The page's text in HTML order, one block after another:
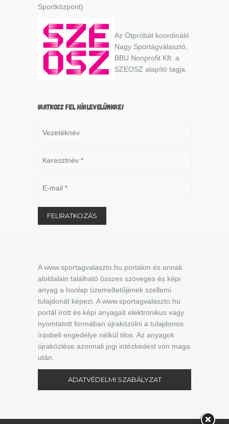
Sportközpont)
Az Ötpróbát koordináló
Nagy Sportágválasztó,
BBU Nonprofit Kft. a
SZEOSZ alapító tagja.
IRATKOZZ FEL HÍRLEVELÜNKRE!
A www.sportagvalaszto.hu portálon és annak
aloldalain található összes szöveges és képi
anyag a honlap üzemeltetőjének szellemi
tulajdonát képezi. A www.sportagvalaszto.hu
portál írott és képi anyagait elektronikus vagy
nyomtatott formában újraközölni a tulajdonos
írásbeli engedélye nélkül tilos. Az anyagok
újraközlése azonnali jogi intézkedést von maga
után.
ADATVÉDELMI SZABÁLYZAT